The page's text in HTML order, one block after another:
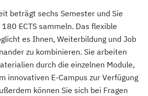
beträgt sechs Semester und Sie
ECTS sammeln. Das flexible
es Ihnen, Weiterbildung und Job
zu kombinieren. Sie arbeiten
durch die einzelnen Module,
innovativen E-Campus zur Verfügung
können Sie sich bei Fragen